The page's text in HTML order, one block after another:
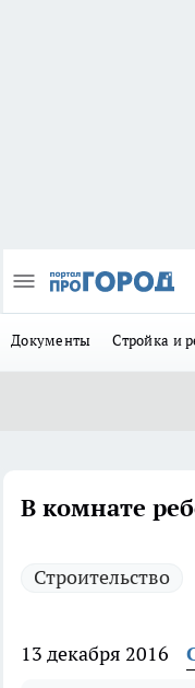
Документы Стройка и
В комнате
Строительство
13 декабря 2016